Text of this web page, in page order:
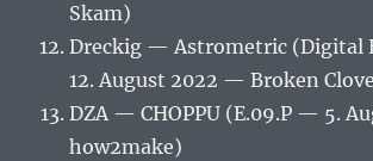
Skam)
Dreckig — Astrometric (Digital
12. August 2022 — Broken
DZA — CHOPPU (E.09.P — 5.
how2make)